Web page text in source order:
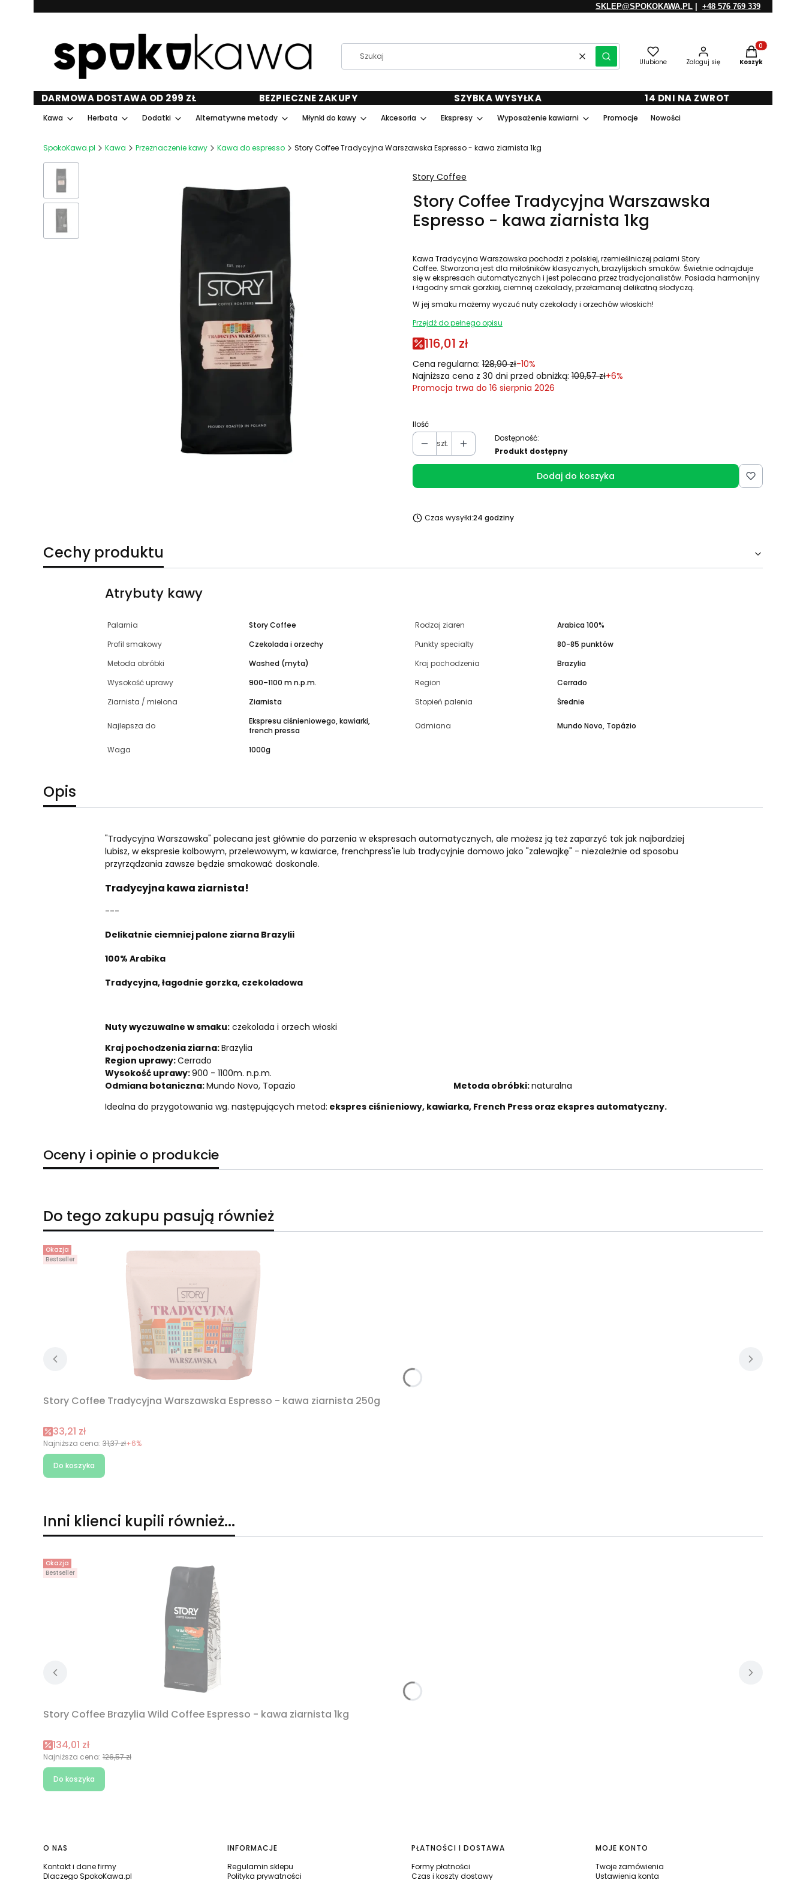
SKLEP@SPOKOKAWA.PL +48 576 769 339
WyczyśćSzukaj Ulubione Zaloguj się
Produkty w
Koszyk
DARMOWA DOSTAWA OD 299 ZŁ BEZPIECZNE ZAKUPY SZYBKA WYSYŁKA 14 DNI NA ZWROT
Kawa Herbata Dodatki Alternatywne metody Młynki do kawy Akcesoria Ekspresy Wyposażenie kawiarni Promocje Nowości
SpokoKawa.pl Kawa Przeznaczenie kawy Kawa do espresso Story Coffee Tradycyjna Warszawska Espresso - kawa ziarnista 1kg
Story Coffee
Story Coffee Tradycyjna Warszawska
Espresso - kawa ziarnista 1kg
Kawa Tradycyjna Warszawska pochodzi z polskiej, rzemieślniczej palarni Story
Coffee. Stworzona jest dla miłośników klasycznych, brazylijskich smaków. Świetnie odnajduje
się w ekspresach automatycznych i jest polecana przez tradycjonalistów. Posiada harmonijny
i łagodny smak gorzkiej, ciemnej czekolady, przełamanej delikatną słodyczą.
W jej smaku możemy wyczuć nuty czekolady i orzechów włoskich!
Przejdź do pełnego opisu
116,01 zł
Cena regularna: 128,90 zł-10%
Najniższa cena z 30 dni przed obniżką: 109,57 zł+6%
Promocja trwa do 16 sierpnia 2026
Ilość
szt.
Dostępność:
Produkt dostępny
Dodaj do koszyka
Czas wysyłki:24 godziny
Cechy produktu
Atrybuty kawy
Palarnia Story Coffee Rodzaj ziaren
Arabica 100%
Profil smakowy
Czekolada i orzechy Punkty specialty
80-85 punktów
Metoda obróbki
Washed (myta) Kraj pochodzenia
Brazylia
Wysokość uprawy
900–1100 m n.p.m. Region
Cerrado
Ziarnista / mielona
Ziarnista Stopień palenia Średnie
Najlepsza do
Ekspresu ciśnieniowego, kawiarki,
french pressa
Odmiana Mundo Novo, Topázio
Waga 1000g
Opis
"Tradycyjna Warszawska" polecana jest głównie do parzenia w ekspresach automatycznych, ale możesz ją też zaparzyć tak jak najbardziej
lubisz, w ekspresie kolbowym, przelewowym, w kawiarce, frenchpress'ie lub tradycyjnie domowo jako "zalewajkę" - niezależnie od sposobu
przyrządzania zawsze będzie smakować doskonale.
Tradycyjna kawa ziarnista!
---
Delikatnie ciemniej palone ziarna Brazylii
100% Arabika
Tradycyjna, łagodnie gorzka, czekoladowa
Nuty wyczuwalne w smaku:czekolada i orzech włoski
Kraj pochodzenia ziarna:Brazylia
Region uprawy:Cerrado
Wysokość uprawy:900 - 1100m. n.p.m.
Odmiana botaniczna:Mundo Novo, Topazio Metoda obróbki:naturalna
Idealna do przygotowania wg. następujących metod: ekspres ciśnieniowy, kawiarka, French Press oraz ekspres automatyczny.
Oceny i opinie o produkcie
Do tego zakupu pasują również
Okazja
Bestseller
Story Coffee Tradycyjna Warszawska Espresso - kawa ziarnista 250g
Cena promocyjna
33,21 zł
Najniższa cena: 31,37 zł+6%
Do koszyka
Inni klienci kupili również...
Okazja
Bestseller
Story Coffee Brazylia Wild Coffee Espresso - kawa ziarnista 1kg
Cena promocyjna
134,01 zł
Najniższa cena: 126,57 zł
Do koszyka
Linki w stopce
O NAS
Kontakt i dane firmy
Dlaczego SpokoKawa.pl
INFORMACJE
Regulamin sklepu
Polityka prywatności
PŁATNOŚCI I DOSTAWA
Formy płatności
Czas i koszty dostawy
MOJE KONTO
Twoje zamówienia
Ustawienia konta